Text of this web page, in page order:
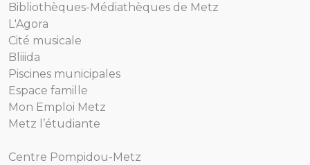
Bibliothèques-Médiathèques de Metz
L'Agora
Cité musicale
Bliiida
Piscines municipales
Espace famille
Mon Emploi Metz
Metz l’étudiante
Centre Pompidou-Metz